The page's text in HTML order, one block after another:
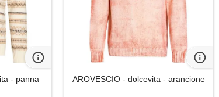
- panna AROVESCIO - dolcevita - arancione